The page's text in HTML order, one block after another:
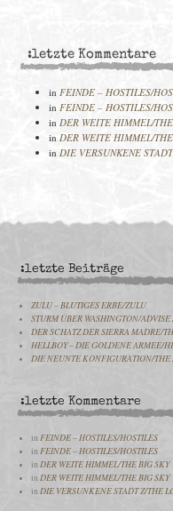
:letzte Kommentare
in FEINDE – HOSTILES/
in FEINDE – HOSTILES/
in DER WEITE HIMMEL/
in DER WEITE HIMMEL/
in DIE VERSUNKENE
:letzte Beiträge
ZULU – BLUTIGES ERBE/ZULU
STURM ÜBER WASHINGTON/
DER SCHATZ DER SIERRA MADRE/
HELLBOY – DIE GOLDENE ARMEE/
DIE NEUNTE KONFIGURATION/
:letzte Kommentare
inFEINDE – HOSTILES/HOSTILES
inFEINDE – HOSTILES/HOSTILES
inDER WEITE HIMMEL/THE BIG SKY
inDER WEITE HIMMEL/THE BIG SKY
inDIE VERSUNKENE STADT Z/THE